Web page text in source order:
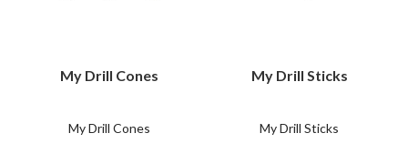
My Drill Cones
My Drill Cones
My Drill Sticks
My Drill Sticks